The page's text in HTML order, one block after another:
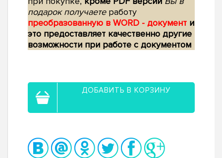
подарок получаетеработу
преобразованную в WORD - документ и
это предоставляет качественно другие
возможности при работе с документом
ДОБАВИТЬ В КОРЗИНУ